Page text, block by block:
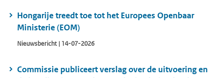
Hongarije treedt toe tot het Europees Openbaar
Ministerie (EOM)
Nieuwsbericht | 14-07-2026
Commissie publiceert verslag over de uitvoering en